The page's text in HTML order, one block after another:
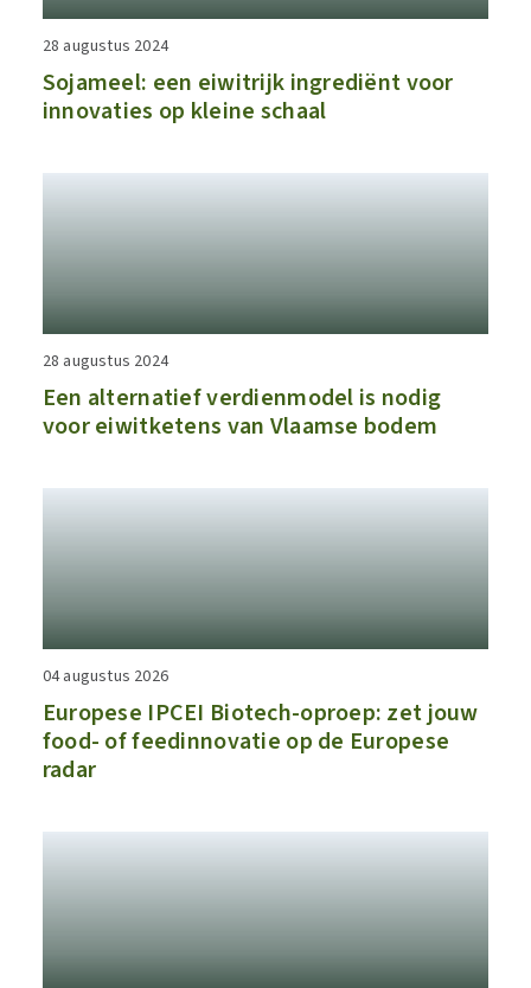
28 augustus 2024
​​Sojameel: een eiwitrijk ingrediënt​ voor
innovaties op kleine schaal
28 augustus 2024
Een alternatief verdienmodel is nodig
voor eiwitketens van Vlaamse bodem
04 augustus 2026
​​Europese IPCEI Biotech-oproep: zet jouw
food- of feedinnovatie op de Europese
radar​